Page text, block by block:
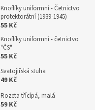
Knoflíky uniformní - Četnictvo
protektorátní (1939-1945)
55 Kč
Knoflíky uniformní - četnictvo
"ČS"
55 Kč
Svatojiřská stuha
49 Kč
Rozeta třícípá, malá
59 Kč